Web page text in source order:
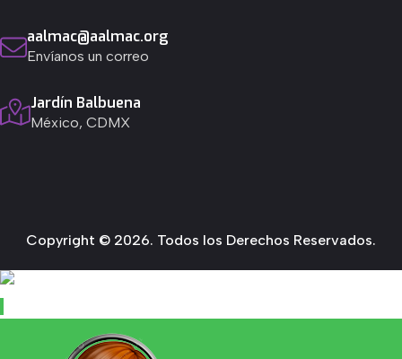
aalmac@aalmac.org
Envíanos un correo
Jardín Balbuena
México, CDMX
Copyright © 2026. Todos los Derechos Reservados.